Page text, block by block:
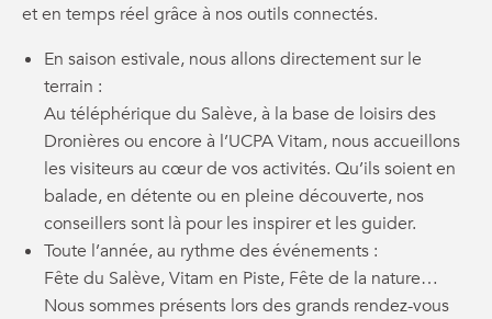
et en temps réel grâce à nos outils connectés.
En saison estivale, nous allons directement sur le
terrain :
Au téléphérique du Salève, à la base de loisirs des
Dronières ou encore à l’UCPA Vitam, nous accueillons
les visiteurs au cœur de vos activités. Qu’ils soient en
balade, en détente ou en pleine découverte, nos
conseillers sont là pour les inspirer et les guider.
Toute l’année, au rythme des événements :
Fête du Salève, Vitam en Piste, Fête de la nature…
Nous sommes présents lors des grands rendez-vous